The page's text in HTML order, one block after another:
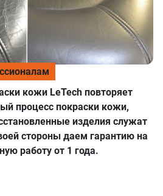
кожи LeTech повторяет
процесс покраски кожи,
изделия служат
стороны даем гарантию на
работу от 1 года.